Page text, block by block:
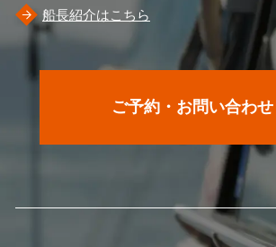
船長紹介はこちら
ご予約・お問い合わせ